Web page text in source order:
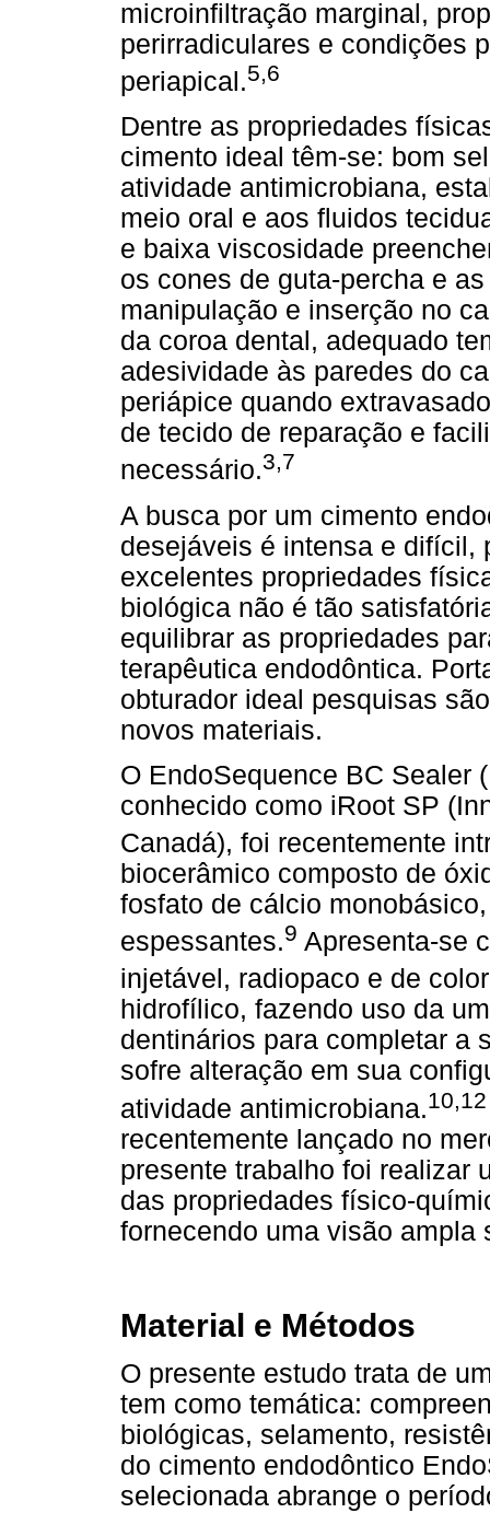
microinfiltração marginal,
perirradiculares e condições
periapical.5,6
Dentre as propriedades
cimento ideal têm-se: bom
atividade antimicrobiana,
meio oral e aos fluidos
e baixa viscosidade
os cones de guta-percha e
manipulação e inserção no
da coroa dental, adequado
adesividade às paredes do
periápice quando
de tecido de reparação e
necessário.3,7
A busca por um cimento
desejáveis é intensa e difícil,
excelentes propriedades
biológica não é tão
equilibrar as propriedades
terapêutica endodôntica.
obturador ideal pesquisas
novos materiais.
O EndoSequence BC Sealer
conhecido como iRoot SP
Canadá), foi recentemente
biocerâmico composto de
fosfato de cálcio
espessantes.9 Apresenta-se
injetável, radiopaco e de
hidrofílico, fazendo uso da
dentinários para completar a
sofre alteração em sua
atividade antimicrobiana.10,12
recentemente lançado no
presente trabalho foi realizar
das propriedades físico-
fornecendo uma visão ampla
Material e Métodos
O presente estudo trata de
tem como temática:
biológicas, selamento,
do cimento endodôntico
selecionada abrange o